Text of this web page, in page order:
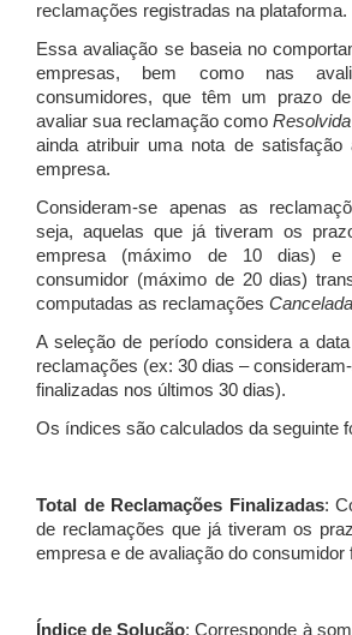
reclamações registradas na plataforma.
Essa avaliação se baseia no
empresas, bem como nas
consumidores, que têm um prazo
avaliar sua reclamação como Resolvida
ainda atribuir uma nota de satisfação
empresa.
Consideram-se apenas as
seja, aquelas que já tiveram os
empresa (máximo de 10 dias) e
consumidor (máximo de 20 dias)
computadas as reclamações
A seleção de período considera a
reclamações (ex: 30 dias –
finalizadas nos últimos 30 dias).
Os índices são calculados da seguinte
Total de Reclamações Finalizadas:
de reclamações que já tiveram os
empresa e de avaliação do consumidor
Índice de Solução: Corresponde à